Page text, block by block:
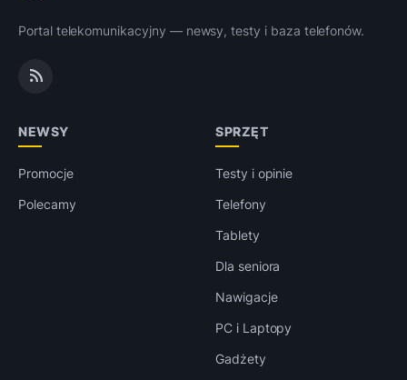
Portal telekomunikacyjny — newsy, testy i baza telefonów.
NEWSY
Promocje
Polecamy
SPRZĘT
Testy i opinie
Telefony
Tablety
Dla seniora
Nawigacje
PC i Laptopy
Gadżety